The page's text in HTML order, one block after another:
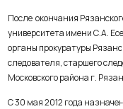
После окончания
университета имени С.А.
органы прокуратуры
следователя, старшего
Московского района г.
С 30 мая 2012 года